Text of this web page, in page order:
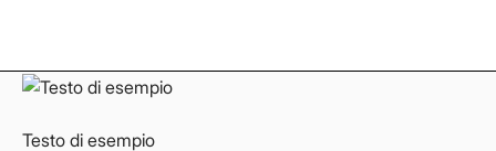
Testo di esempio